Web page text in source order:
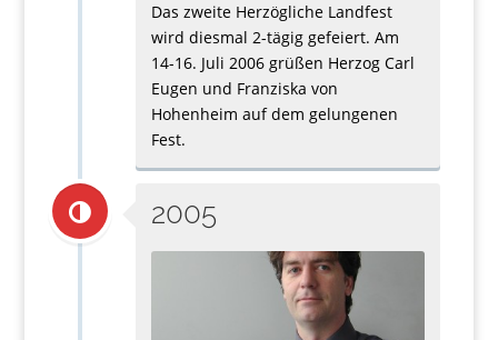
Das zweite Herzögliche Landfest
wird diesmal 2-tägig gefeiert. Am
14-16. Juli 2006 grüßen Herzog Carl
Eugen und Franziska von
Hohenheim auf dem gelungenen
Fest.
2005